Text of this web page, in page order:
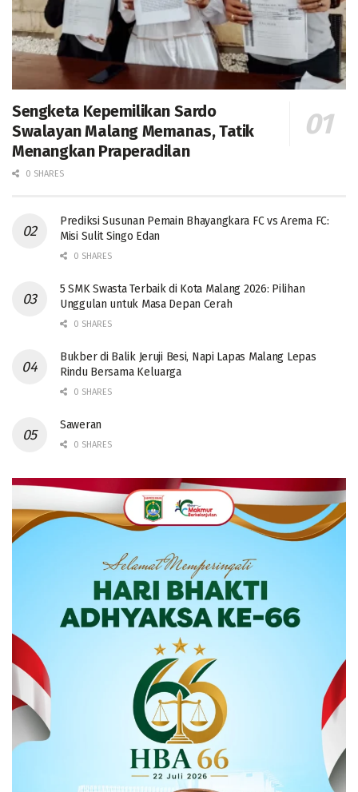
Sengketa Kepemilikan Sardo
Swalayan Malang Memanas, Tatik
Menangkan Praperadilan
0 SHARES
Prediksi Susunan Pemain Bhayangkara FC vs Arema FC:
Misi Sulit Singo Edan
0 SHARES
5 SMK Swasta Terbaik di Kota Malang 2026: Pilihan
Unggulan untuk Masa Depan Cerah
0 SHARES
Bukber di Balik Jeruji Besi, Napi Lapas Malang Lepas
Rindu Bersama Keluarga
0 SHARES
Saweran
0 SHARES